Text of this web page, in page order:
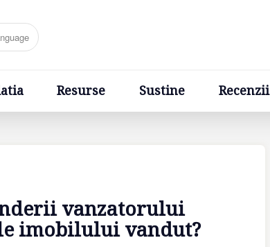
Resurse Sustine Recenzii
vanzatorului
imobilului vandut?